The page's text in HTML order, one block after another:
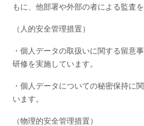
もに、他部署や外部の者による監査
（人的安全管理措置）
・個人データの取扱いに関する留意
研修を実施しています。
・個人データについての秘密保持に
います。
（物理的安全管理措置）